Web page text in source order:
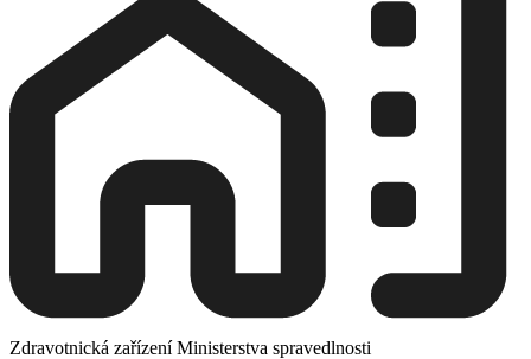
Zdravotnická zařízení Ministerstva spravedlnosti